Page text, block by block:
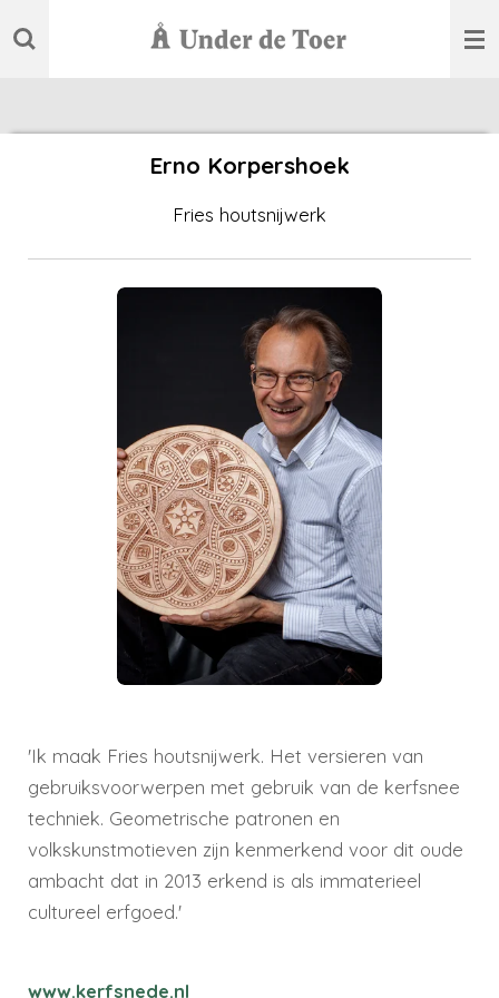
Ga
direct
Erno Korpershoek
Fries houtsnijwerk
'Ik maak Fries houtsnijwerk. Het versieren van
gebruiksvoorwerpen met gebruik van de kerfsnee
techniek. Geometrische patronen en
volkskunstmotieven zijn kenmerkend voor dit oude
ambacht dat in 2013 erkend is als immaterieel
cultureel erfgoed.'
www.kerfsnede.nl